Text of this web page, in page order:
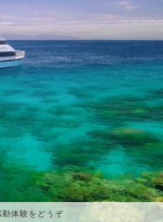
体験をどうぞ